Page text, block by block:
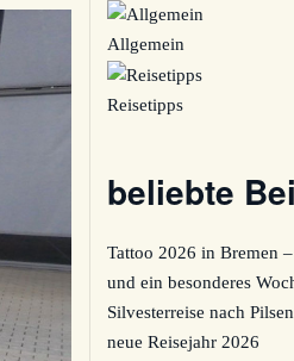
Allgemein
Reisetipps
beliebte
Tattoo 2026 in Bremen
und ein besonderes
Silvesterreise nach
neue Reisejahr 2026